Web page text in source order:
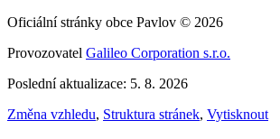
Oficiální stránky obce Pavlov © 2026
Provozovatel Galileo Corporation s.r.o.
Poslední aktualizace: 5. 8. 2026
Změna vzhledu, Struktura stránek, Vytisknout